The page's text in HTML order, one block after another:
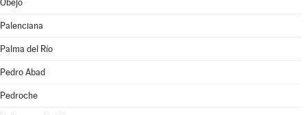
Obejo
Palenciana
Palma del Río
Pedro Abad
Pedroche